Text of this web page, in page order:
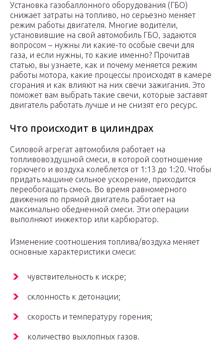
Установка газобаллонного оборудования (ГБО)
снижает затраты на топливо, но серьезно меняет
режим работы двигателя. Многие водители,
установившие на свой автомобиль ГБО, задаются
вопросом – нужны ли какие-то особые свечи для
газа, и если нужны, то какие именно? Прочитав
статью, вы узнаете, как и почему меняется режим
работы мотора, какие процессы происходят в камере
сгорания и как влияют на них свечи зажигания. Это
поможет вам выбрать такие свечи, которые заставят
двигатель работать лучше и не снизят его ресурс.
Что происходит в цилиндрах
Силовой агрегат автомобиля работает на
топливовоздушной смеси, в которой соотношение
горючего и воздуха колеблется от 1:13 до 1:20. Чтобы
придать машине сильное ускорение, приходится
переобогащать смесь. Во время равномерного
движения по прямой двигатель работает на
максимально обедненной смеси. Эти операции
выполняют инжектор или карбюратор.
Изменение соотношения топлива/воздуха меняет
основные характеристики смеси:
чувствительность к искре;
склонность к детонации;
скорость и температуру горения;
количество выхлопных газов.